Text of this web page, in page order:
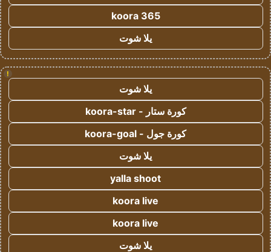
koora 365
يلا شوت
!
يلا شوت
كورة ستار - koora-star
كورة جول - koora-goal
يلا شوت
yalla shoot
koora live
koora live
يلا شوت